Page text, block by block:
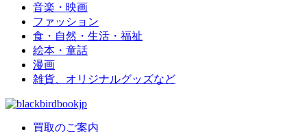
音楽・映画
ファッション
食・自然・生活・福祉
絵本・童話
漫画
雑貨、オリジナルグッズなど
買取のご案内